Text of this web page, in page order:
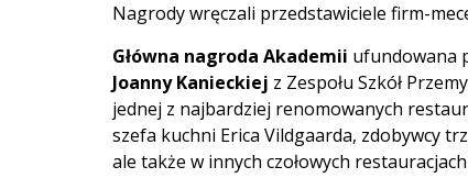
Nagrody wręczali przedstawiciele firm-
Główna nagroda Akademii ufundowana
Joanny Kanieckiej z Zespołu Szkół
jednej z najbardziej renomowanych
szefa kuchni Erica Vildgaarda, zdobywcy
ale także w innych czołowych